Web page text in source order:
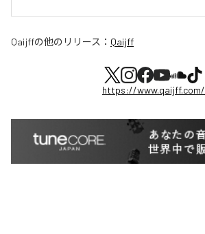
Qaijffの他のリリース： Qaijff
https://www.qaijff.com/